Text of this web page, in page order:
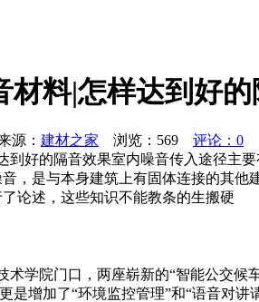
料|怎样达到好
源： 建材之家 浏览： 569
评论：0
好的隔音效果室内噪音传入途径主
，是与本身建筑上有固体连接的其
论述，这些知识不能教条的生搬硬
术学院门口，两座崭新的“智能公交
是增加了“环境监控管理”和“语音对讲